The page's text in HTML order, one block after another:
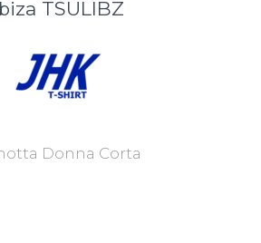
TSULIBZ
Donna Corta